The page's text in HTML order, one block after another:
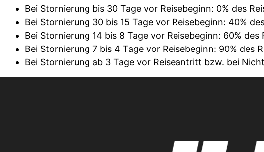
Bei Stornierung bis 30 Tage vor Reisebeginn: 0% des
Bei Stornierung 30 bis 15 Tage vor Reisebeginn: 40%
Bei Stornierung 14 bis 8 Tage vor Reisebeginn: 60% des
Bei Stornierung 7 bis 4 Tage vor Reisebeginn: 90% des
Bei Stornierung ab 3 Tage vor Reiseantritt bzw. bei